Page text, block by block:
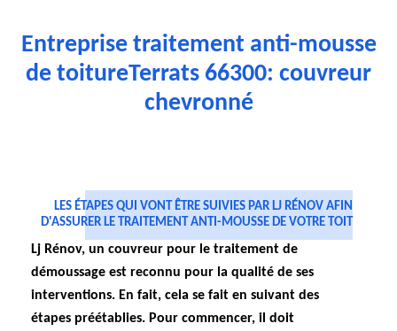
Entreprise traitement anti-mousse
de toitureTerrats 66300: couvreur
chevronné
LES ÉTAPES QUI VONT ÊTRE SUIVIES PAR LJ RÉNOV AFIN
D'ASSURER LE TRAITEMENT ANTI-MOUSSE DE VOTRE TOIT
Lj Rénov, un couvreur pour le traitement de
démoussage est reconnu pour la qualité de ses
interventions. En fait, cela se fait en suivant des
étapes préétablies. Pour commencer, il doit